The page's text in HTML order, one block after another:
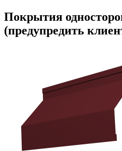
Покрытия
(предупредить